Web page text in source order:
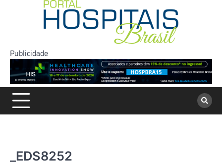
Publicidade
_EDS8252